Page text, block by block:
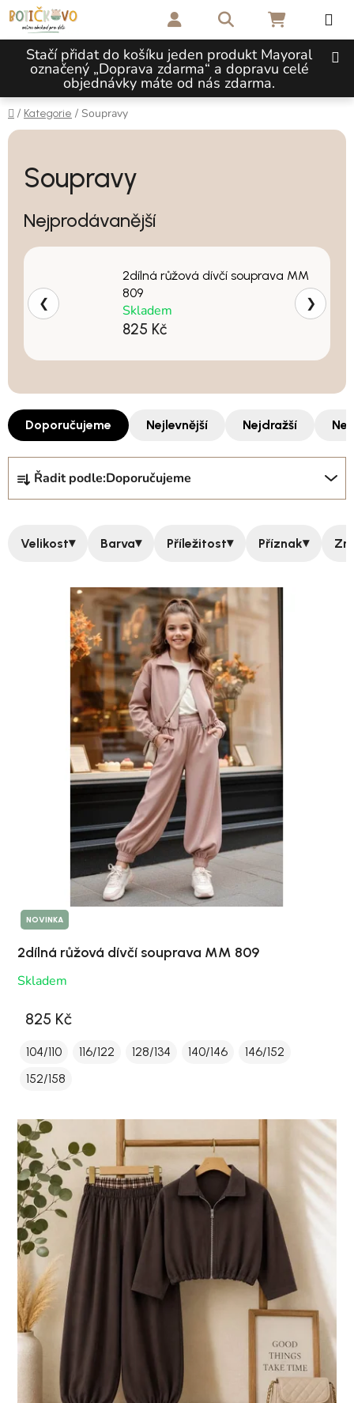
Přejít na obsah
Stačí přidat do košíku jeden produkt Mayoral
označený „Doprava zdarma“ a dopravu celé
objednávky máte od nás zdarma.
Hledat NÁKUPNÍ
Domů
/ Kategorie / Soupravy
Soupravy
Nejprodávanější
2dílná růžová dívčí souprava MM
809
Skladem
825 Kč
❮ ❯
Doporučujeme Nejlevnější Nejdražší
Řazení produktů
Řadit podle:Doporučujeme
Velikost▾ Barva▾ Příležitost▾ Příznak▾
NOVINKA
2dílná růžová dívčí souprava MM 809
Skladem
825 Kč
104/110 116/122 128/134 140/146
146/152
152/158